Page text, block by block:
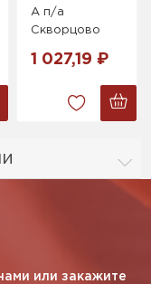
А п/а
Скворцово
1 027,19 ₽
или закажите